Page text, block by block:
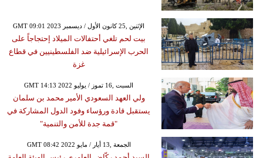
GMT 09:01 2023 الإثنين ,25 كانون الأول / ديسمبر
بيت لحم تلغي أحتفالات الميلاد إحتجاجاً على
الحرب الإسرائيلية ضد الفلسطينيين في قطاع
غزة
GMT 14:13 2022 السبت ,16 تموز / يوليو
ولي العهد السعودي الأمير محمد بن سلمان
يستقبل قادة ورؤساء وفود الدول المشاركة في
"قمة جدة للأمن والتنمية"
GMT 08:42 2022 الجمعة ,13 أيار / مايو